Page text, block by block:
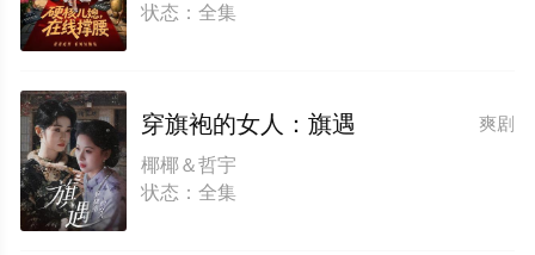
状态：全集
爽剧
穿旗袍的女人：旗遇
椰椰＆哲宇
状态：全集